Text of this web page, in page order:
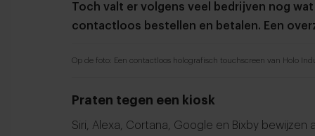
Toch valt er volgens veel bedrijven nog
contactloos bestellen en betalen. Een
Op de foto: Een contactloos holografisch touchscreen van Holo
Praten tegen een kiosk
Siri, Alexa, Cortana, Google en Bixby